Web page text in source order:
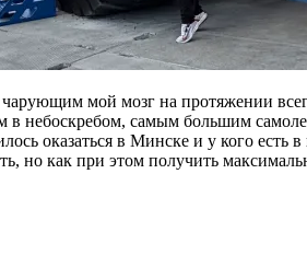
чарующим мой мозг на протяжении
в небоскребом, самым большим
оказаться в Минске и у кого
но как при этом получить